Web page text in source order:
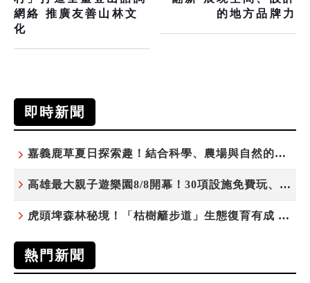
網絡 推廣友善山林文
化
的地方品牌力
即時新聞
嘉義鹿草夏日探索趣！結合科學、農場與自然的親子小旅行
高雄最大親子遊樂園8/8開幕！30項設施免費玩、YOYO家族嗨翻暑假
虎頭埤森林秘境！「枯樹籬步道」生態復育有成 走進大自然生命教室
熱門新聞